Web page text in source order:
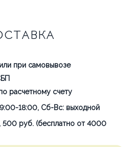
при самовывозе
расчетному счету
18:00, Сб-Вс: выходной
500 руб. (бесплатно от 4000